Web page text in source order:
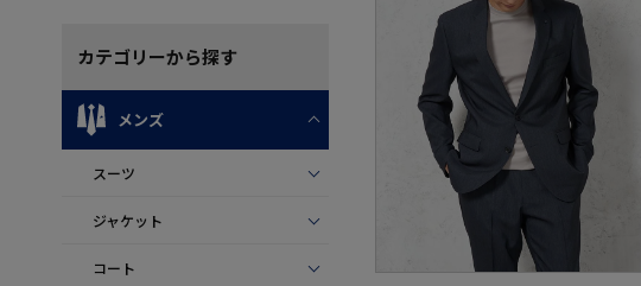
カテゴリーから探す
メンズ
スーツ
ジャケット
コート